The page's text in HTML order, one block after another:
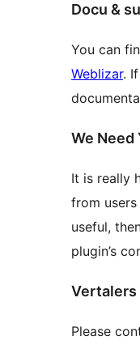
Docu &
You can
Weblizar.
We Need
It is really
from
useful,
plugin’s
Vertalers
Please